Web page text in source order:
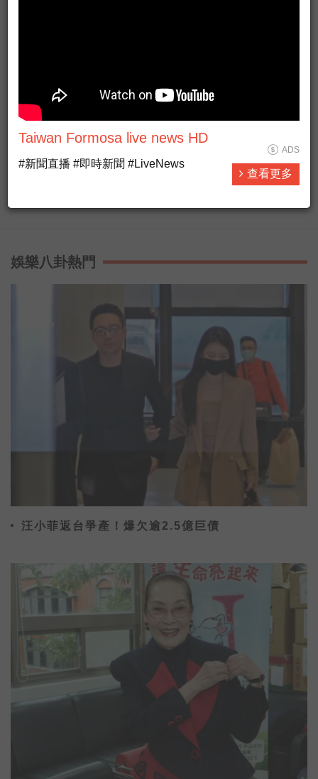
有人抵咧嘸 ADS
#https://www.facebook.com/AM774
的選擇，陪伴你的每星期。
#開啟直播小鈴鐺不漏掉最新消息
娛樂八卦熱門
汪小菲返台爭產！爆欠逾2.5億巨債
Taiwan Formosa live news HD
#新聞直播 #即時新聞 #LiveNews
ADS
查看更多